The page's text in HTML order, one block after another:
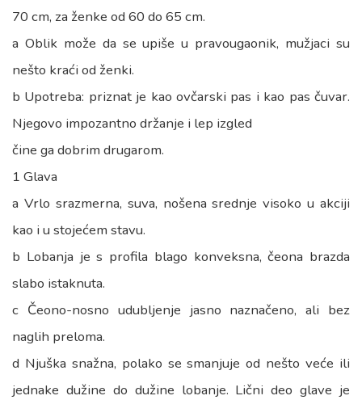
70 cm, za ženke od 60 do 65 cm.
a Oblik može da se upiše u pravougaonik, mužjaci su
nešto kraći od ženki.
b Upotreba: priznat je kao ovčarski pas i kao pas čuvar.
Njegovo impozantno držanje i lep izgled
čine ga dobrim drugarom.
1 Glava
a Vrlo srazmerna, suva, nošena srednje visoko u akciji
kao i u stojećem stavu.
b Lobanja je s profila blago konveksna, čeona brazda
slabo istaknuta.
c Čeono-nosno udubljenje jasno naznačeno, ali bez
naglih preloma.
d Njuška snažna, polako se smanjuje od nešto veće ili
jednake dužine do dužine lobanje. Lični deo glave je